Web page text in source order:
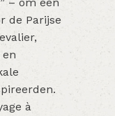
– om een
de Parijse
à